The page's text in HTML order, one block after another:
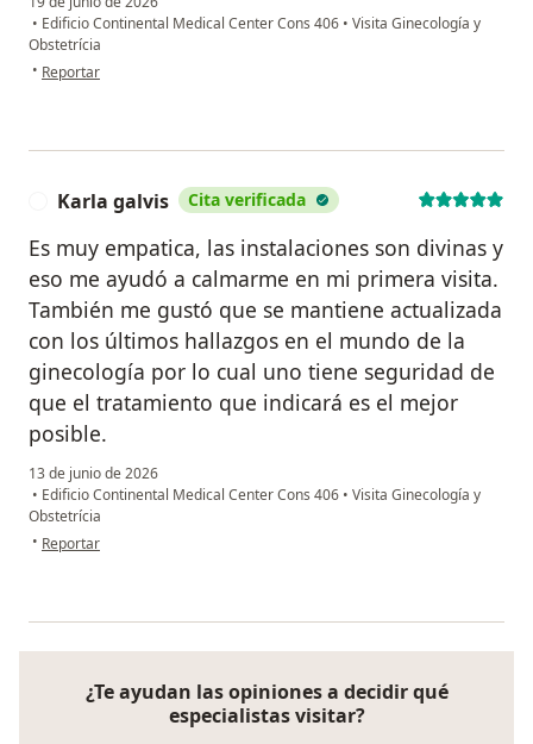
• Edificio Continental Medical Center Cons 406 • Visita Ginecología y
Obstetrícia
• en opinión del usuario Ruby mena
Reportar
Karla galvis Cita verificada
Es muy empatica, las instalaciones son divinas y
eso me ayudó a calmarme en mi primera visita.
También me gustó que se mantiene actualizada
con los últimos hallazgos en el mundo de la
ginecología por lo cual uno tiene seguridad de
que el tratamiento que indicará es el mejor
posible.
13 de junio de 2026
• Edificio Continental Medical Center Cons 406 • Visita Ginecología y
Obstetrícia
• en opinión del usuario Karla galvis
Reportar
¿Te ayudan las opiniones a decidir qué
especialistas visitar?